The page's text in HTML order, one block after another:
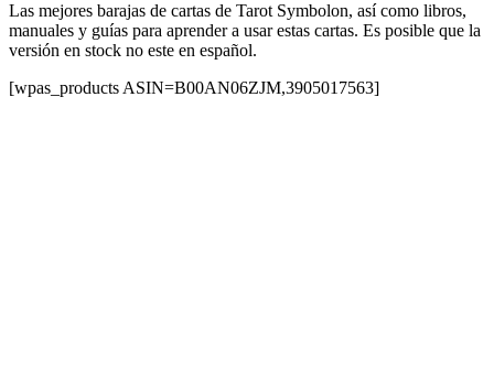
Las mejores barajas de cartas de Tarot Symbolon, así como libros,
manuales y guías para aprender a usar estas cartas. Es posible que la
versión en stock no este en español.
[wpas_products ASIN=B00AN06ZJM,3905017563]